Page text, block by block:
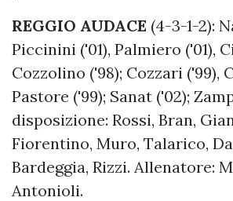
REGGIO AUDACE (4-3-1-2):
Piccinini ('01), Palmiero ('01),
Cozzolino ('98); Cozzari ('99),
Pastore ('99); Sanat ('02);
disposizione: Rossi, Bran,
Fiorentino, Muro, Talarico,
Bardeggia, Rizzi. Allenatore:
Antonioli.